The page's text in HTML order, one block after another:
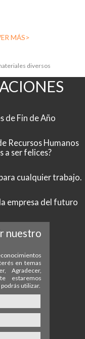
MÁS>
diversos
de Fin de Año
Recursos Humanos
a ser felices?
cualquier trabajo.
empresa del futuro